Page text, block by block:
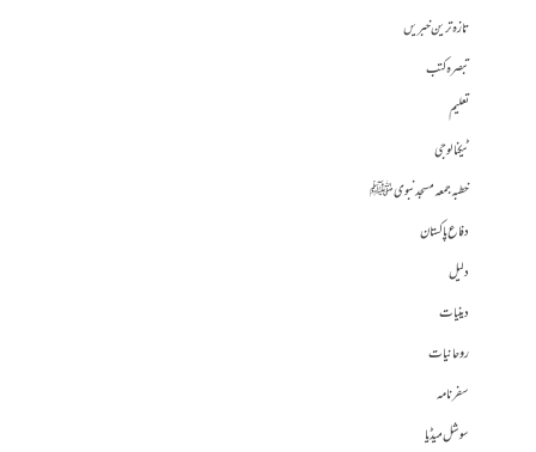
تازہ ترین خبریں
تبصرہ کتب
تعلیم
ٹیکنالوجی
خطبہ جمعہ مسجد نبوی ﷺ
دفاع پاکستان
دلیل
دینیات
روحانیات
سفرنامہ
سوشل میڈیا